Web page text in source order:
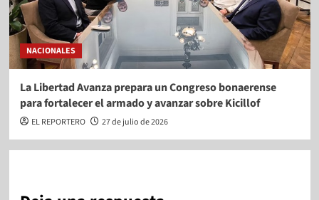
NACIONALES
La Libertad Avanza prepara un Congreso bonaerense
para fortalecer el armado y avanzar sobre Kicillof
EL REPORTERO 27 de julio de 2026